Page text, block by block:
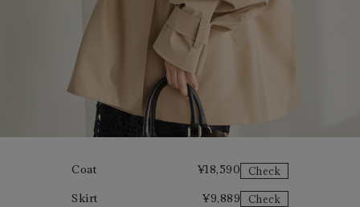
Coat ¥18,590 Check
Skirt ¥9,889 Check